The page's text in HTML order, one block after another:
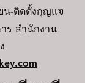
น-ติดตั้งกุญแจ
ร สำนักงาน